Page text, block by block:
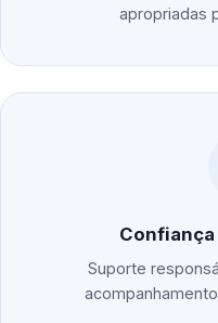
apropriadas
Suporte